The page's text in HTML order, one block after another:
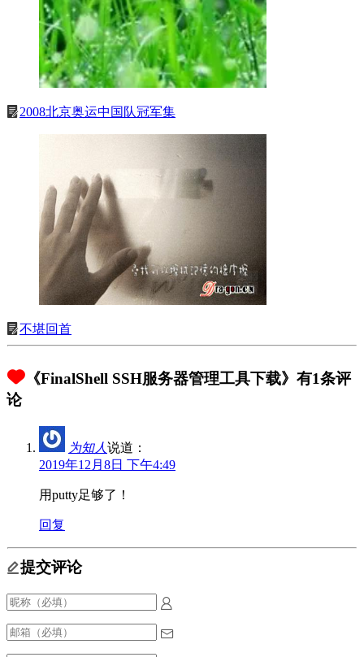
《FinalShell SSH服务器管理工具下载》有1条评
论
为知人说道：
2019年12月8日 下午4:49
用putty足够了！
回复
提交评论
2008北京奥运中国队冠军集
不堪回首